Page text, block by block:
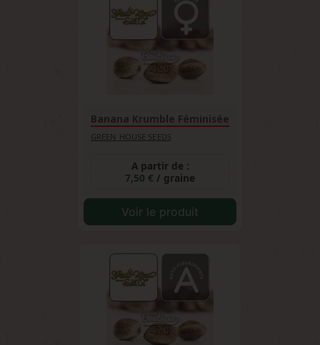
Banana Krumble Féminisée
GREEN HOUSE SEEDS
A partir de :
7,50 € / graine
Voir le produit